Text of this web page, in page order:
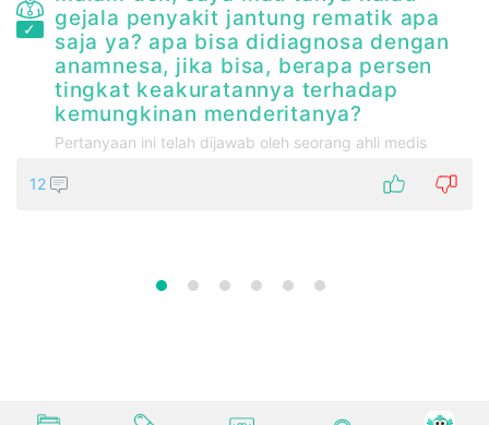
gejala penyakit jantung rematik apa
saja ya? apa bisa didiagnosa dengan
anamnesa, jika bisa, berapa persen
tingkat keakuratannya terhadap
kemungkinan menderitanya?
Pertanyaan ini telah dijawab oleh seorang ahli medis
12